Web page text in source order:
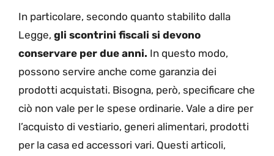
In particolare, secondo quanto stabilito dalla
Legge, gli scontrini fiscali si devono
conservare per due anni. In questo modo,
possono servire anche come garanzia dei
prodotti acquistati. Bisogna, però, specificare che
ciò non vale per le spese ordinarie. Vale a dire per
l’acquisto di vestiario, generi alimentari, prodotti
per la casa ed accessori vari. Questi articoli,